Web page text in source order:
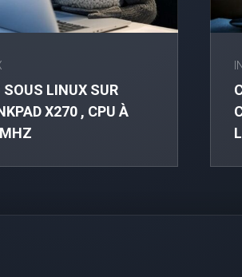
SOUS LINUX SUR
X270 , CPU À